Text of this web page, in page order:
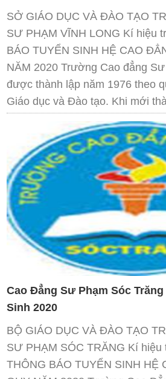
SỞ GIÁO DỤC VÀ ĐÀO TẠO
SƯ PHẠM VĨNH LONG Kí hiệu
BÁO TUYỂN SINH HỆ CAO
NĂM 2020 Trường Cao đẳng
được thành lập năm 1976 theo
Giáo dục và Đào tạo. Khi mới
Cao Đẳng Sư Phạm Sóc
Sinh 2020
BỘ GIÁO DỤC VÀ ĐÀO TẠO
SƯ PHẠM SÓC TRĂNG Kí
THÔNG BÁO TUYỂN SINH HỆ